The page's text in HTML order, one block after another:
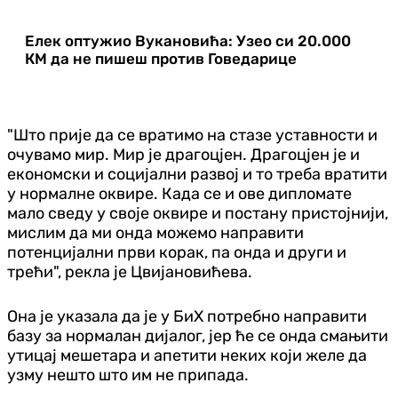
Елек оптужио Вукановића: Узео си 20.000
КМ да нe пишеш против Говедарице
"Што прије да се вратимо на стазе уставности и
очувамо мир. Мир је драгоцјен. Драгоцјен је и
економски и социјални развој и то треба вратити
у нормалне оквире. Када се и ове дипломате
мало сведу у своје оквире и постану пристојнији,
мислим да ми онда можемо направити
потенцијални први корак, па онда и други и
трећи", рекла је Цвијановићева.
Она је указала да је у БиХ потребно направити
базу за нормалан дијалог, јер ће се онда смањити
утицај мешетара и апетити неких који желе да
узму нешто што им не припада.